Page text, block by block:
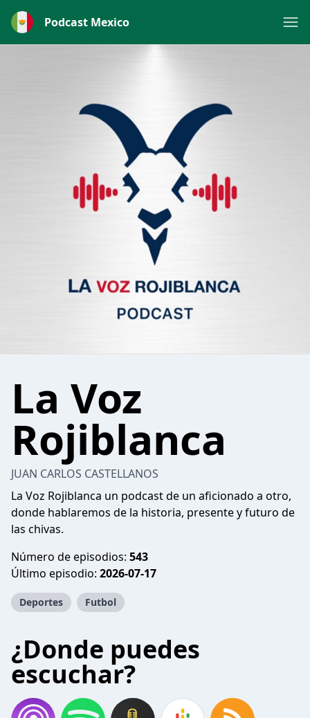
Podcast Mexico
La Voz
Rojiblanca
JUAN CARLOS CASTELLANOS
La Voz Rojiblanca un podcast de un aficionado a otro,
donde hablaremos de la historia, presente y futuro de
las chivas.
Número de episodios: 543
Último episodio: 2026-07-17
Deportes Futbol
¿Donde puedes
escuchar?